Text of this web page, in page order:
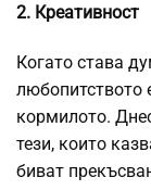
2. Креативност
Когато става
любопитството
кормилото.
тези, които
биват